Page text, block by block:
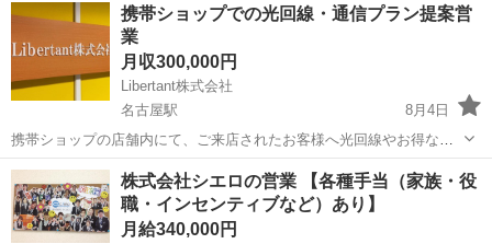
お客様のお困りごとや操作方法のサポート * 店舗ディスプレイや販促
活動 * 在庫管...
携帯ショップでの光回線・通信プラン提案営
業
月収300,000円
Libertant株式会社
名古屋駅
8月4日
携帯ショップの店舗内にて、ご来店されたお客様へ光回線やお得な通
信プランをご案内・お申し込みサポートをするお仕事です。 ＜具体的
な業務内容＞ ・ご来店されたお客様の現在のご利用状況の確認（ヒア
リング） ・ライ...
愛知 名古屋市 名古屋駅 代理店営業 未経験
株式会社シエロの営業 【各種手当（家族・役
職・インセンティブなど）あり】
月給340,000円